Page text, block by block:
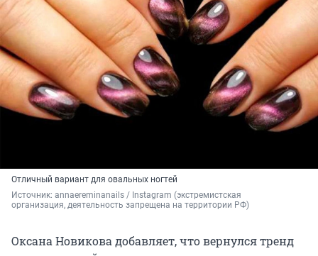
Отличный вариант для овальных ногтей
Источник: annaereminanails / Instagram (экстремистская
организация, деятельность запрещена на территории РФ)
Оксана Новикова добавляет, что вернулся тренд